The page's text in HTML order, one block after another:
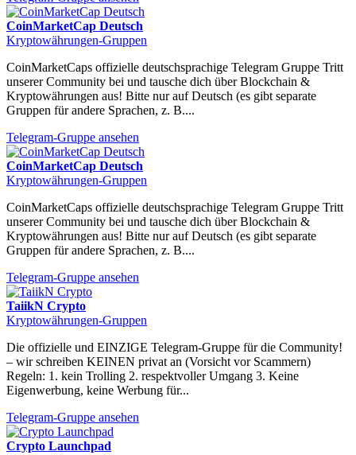
CoinMarketCap Deutsch
Kryptowährungen-Gruppen
CoinMarketCaps offizielle deutschsprachige Telegram Gruppe Tritt
unserer Community bei und tausche dich über Blockchain &
Kryptowährungen aus! Bitte nur auf Deutsch (es gibt separate
Gruppen für andere Sprachen, z. B....
Telegram-Gruppe ansehen
CoinMarketCap Deutsch
Kryptowährungen-Gruppen
CoinMarketCaps offizielle deutschsprachige Telegram Gruppe Tritt
unserer Community bei und tausche dich über Blockchain &
Kryptowährungen aus! Bitte nur auf Deutsch (es gibt separate
Gruppen für andere Sprachen, z. B....
Telegram-Gruppe ansehen
TaiikN Crypto
Kryptowährungen-Gruppen
Die offizielle und EINZIGE Telegram-Gruppe für die Community!
– wir schreiben KEINEN privat an (Vorsicht vor Scammern)
Regeln: 1. kein Trolling 2. respektvoller Umgang 3. Keine
Eigenwerbung, keine Werbung für...
Telegram-Gruppe ansehen
Crypto Launchpad